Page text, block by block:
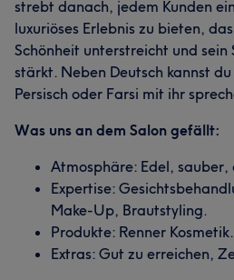
strebt danach, jedem Kunden
luxuriöses Erlebnis zu bieten,
Schönheit unterstreicht und sein
stärkt. Neben Deutsch kannst
Persisch oder Farsi mit ihr
Was uns an dem Salon gefällt:
Atmosphäre: Edel,
Expertise:
Make-Up, Brautstyling.
Produkte: Renner Kosmetik.
Extras: Gut zu erreichen,